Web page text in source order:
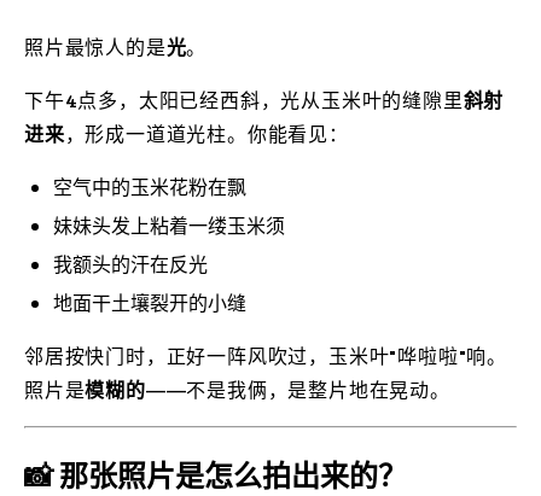
照片最惊人的是光。
下午4点多，太阳已经西斜，光从玉米叶的缝隙里斜射
进来，形成一道道光柱。你能看见：
空气中的玉米花粉在飘
妹妹头发上粘着一缕玉米须
我额头的汗在反光
地面干土壤裂开的小缝
邻居按快门时，正好一阵风吹过，玉米叶"哗啦啦"响。
照片是模糊的——不是我俩，是整片地在晃动。
📸 那张照片是怎么拍出来的？